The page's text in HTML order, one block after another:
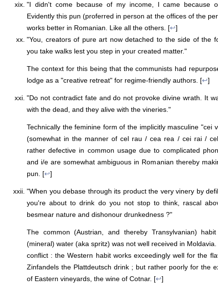
"I didn't come because of my income, I came because
Evidently this pun (proferred in person at the offices of the
works better in Romanian. Like all the others. [↩]
"You, creators of pure art now detached to the side of the
you take walks lest you step in your created matter."
The context for this being that the communists had
lodge as a "creative retreat" for regime-friendly authors. [↩]
"Do not contradict fate and do not provoke divine wrath. It
with the dead, and they alive with the vineries."
Technically the feminine form of the implicitly masculine "cei
(somewhat in the manner of cel rau / cea rea / cei rai /
rather defective in common usage due to complicated
and i/e are somewhat ambiguous in Romanian thereby
pun. [↩]
"When you debase through its product the very vinery by
you're about to drink do you not stop to think, rascal
besmear nature and dishonour drunkedness ?"
The common (Austrian, and thereby Transylvanian)
(mineral) water (aka spritz) was not well received in
conflict : the Western habit works exceedingly well for the
Zinfandels the Plattdeutsch drink ; but rather poorly for the
of Eastern vineyards, the wine of Cotnar. [↩]